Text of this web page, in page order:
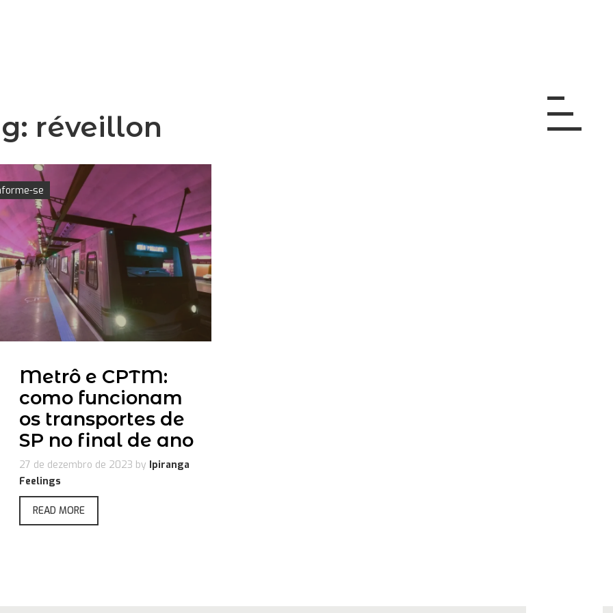
réveillon
se
Metrô e CPTM:
como funcionam
os transportes de
SP no final de ano
27 de dezembro de 2023 by Ipiranga
Feelings
READ MORE